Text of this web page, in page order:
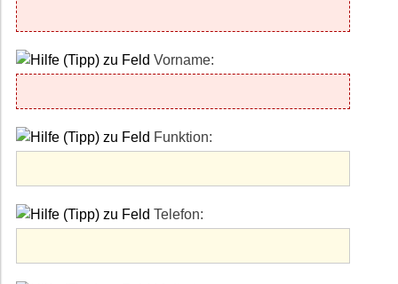
Vorname:
Funktion:
Telefon: